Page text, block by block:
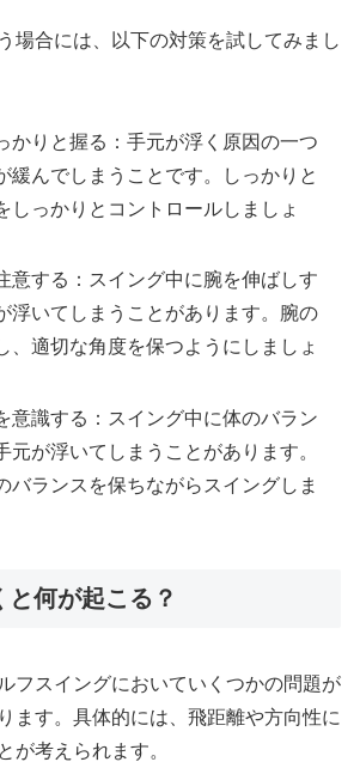
場合には、以下の対策を試してみまし
かりと握る：手元が浮く原因の一つ
緩んでしまうことです。しっかりと
しっかりとコントロールしましょ
意する：スイング中に腕を伸ばしす
浮いてしまうことがあります。腕の
、適切な角度を保つようにしましょ
意識する：スイング中に体のバラン
元が浮いてしまうことがあります。
バランスを保ちながらスイングしま
何が起こる？
フスイングにおいていくつかの問題が
ます。具体的には、飛距離や方向性に
が考えられます。